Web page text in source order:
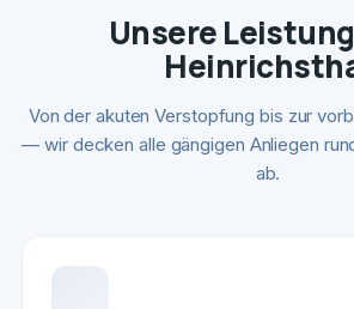
Unsere
Von der akuten Verstopfung bis zur
— wir decken alle gängigen Anliegen
ab.